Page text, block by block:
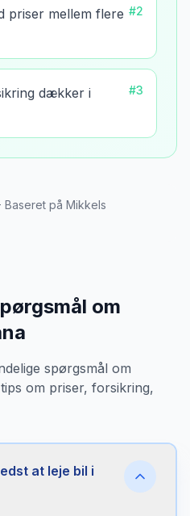
priser mellem flere #2
dækker i
#3
Baseret på Mikkels
om
spørgsmål om
om priser, forsikring,
at leje bil i